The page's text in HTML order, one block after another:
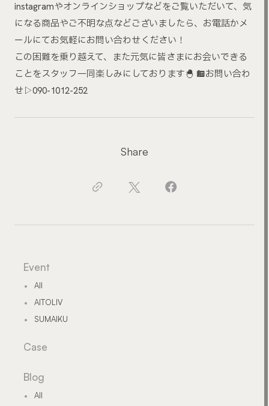
instagramやオンラインショップなどをご覧いただいて、気
になる商品やご不明な点などございましたら、お電話かメ
ールにてお気軽にお問い合わせください！
この困難を乗り越えて、また元気に皆さまにお会いできる
ことをスタッフ一同楽しみにしております🐣 ☎️お問い合わ
せ▷090-1012-252
Share
Event
All
AITOLIV
SUMAIKU
Case
Blog
All